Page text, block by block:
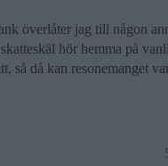
överlåter jag till någon
hör hemma på
så då kan resonemanget